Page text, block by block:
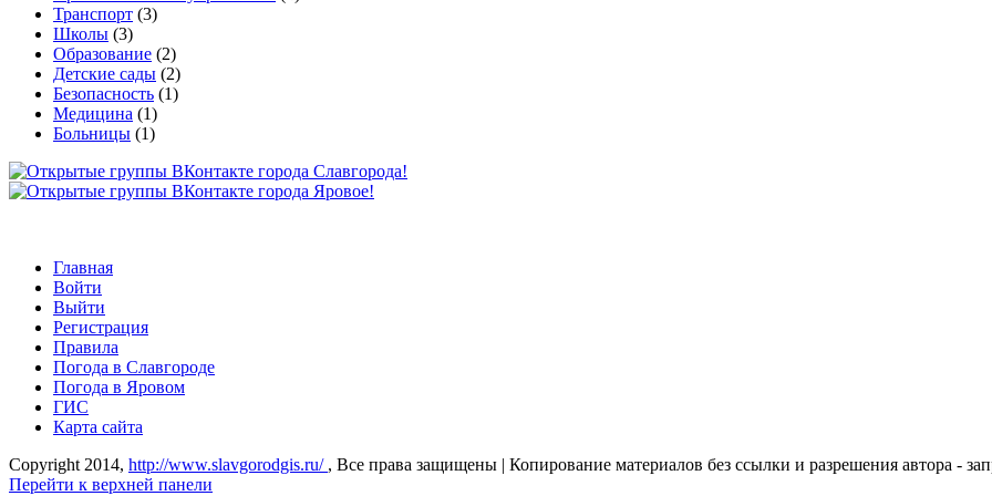
Транспорт (3)
Школы (3)
Образование (2)
Детские сады (2)
Безопасность (1)
Медицина (1)
Больницы (1)
Главная
Войти
Выйти
Регистрация
Правила
Погода в Славгороде
Погода в Яровом
ГИС
Карта сайта
Copyright 2014, http://www.slavgorodgis.ru/ , Все права защищены | Копирование материалов без ссылки и разрешения автора -
Перейти к верхней панели